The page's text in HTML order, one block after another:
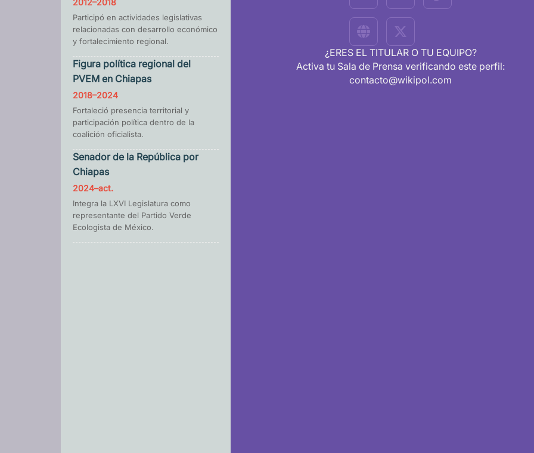
2012–2018
Participó en actividades legislativas
relacionadas con desarrollo económico
y fortalecimiento regional.
Figura política regional del
PVEM en Chiapas
2018–2024
Fortaleció presencia territorial y
participación política dentro de la
coalición oficialista.
Senador de la República por
Chiapas
2024–act.
Integra la LXVI Legislatura como
representante del Partido Verde
Ecologista de México.
¿ERES EL TITULAR O TU EQUIPO?
Activa tu Sala de Prensa verificando este perfil:
contacto@wikipol.com